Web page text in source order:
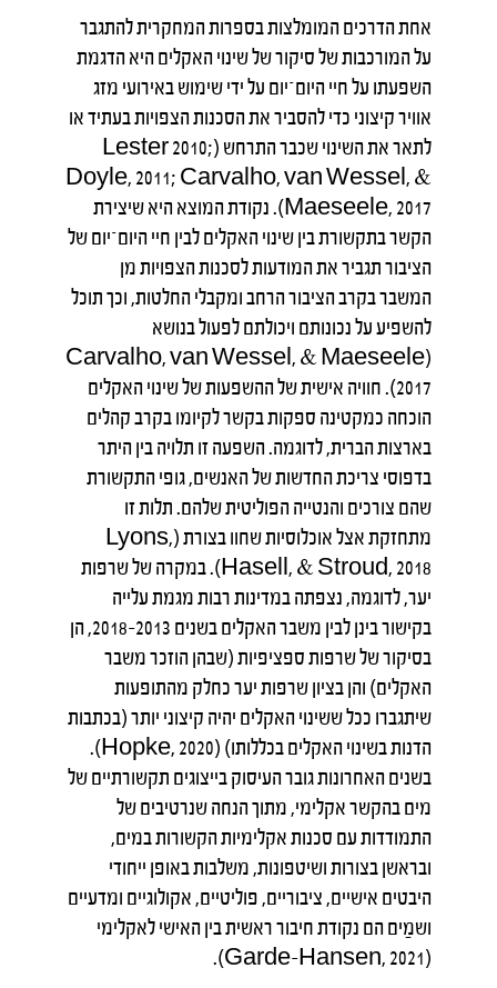
אחת הדרכים המומלצות בספרות המחקרית להתגבר
על המורכבות של סיקור של שינוי האקלים היא הדגמת
השפעתו על חיי היום־יום על ידי שימוש באירועי מזג
אוויר קיצוני כדי להסביר את הסכנות הצפויות בעתיד או
לתאר את השינוי שכבר התרחש (Lester 2010;
Doyle, 2011; Carvalho, van Wessel, &
Maeseele, 2017). נקודת המוצא היא שיצירת
הקשר בתקשורת בין שינוי האקלים לבין חיי היום־יום של
הציבור תגביר את המודעות לסכנות הצפויות מן
המשבר בקרב הציבור הרחב ומקבלי החלטות, וכך תוכל
להשפיע על נכונותם ויכולתם לפעול בנושא
(Carvalho, van Wessel, & Maeseele
2017). חוויה אישית של ההשפעות של שינוי האקלים
הוכחה כמקטינה ספקות בקשר לקיומו בקרב קהלים
בארצות הברית, לדוגמה. השפעה זו תלויה בין היתר
בדפוסי צריכת החדשות של האנשים, גופי התקשורת
שהם צורכים והנטייה הפוליטית שלהם. תלות זו
מתחזקת אצל אוכלוסיות שחוו בצורת (Lyons,
Hasell, & Stroud, 2018). במקרה של שרפות
יער, לדוגמה, נצפתה במדינות רבות מגמת עלייה
בקישור בינן לבין משבר האקלים בשנים 2013–2018, הן
בסיקור של שרפות ספציפיות (שבהן הוזכר משבר
האקלים) והן בציון שרפות יער כחלק מהתופעות
שיתגברו ככל ששינוי האקלים יהיה קיצוני יותר (בכתבות
הדנות בשינוי האקלים בכללותו) (Hopke, 2020).
בשנים האחרונות גובר העיסוק בייצוגים תקשורתיים של
מים בהקשר אקלימי, מתוך הנחה שנרטיבים של
התמודדות עם סכנות אקלימיות הקשורות במים,
ובראשן בצורות ושיטפונות, משלבות באופן ייחודי
היבטים אישיים, ציבוריים, פוליטיים, אקולוגיים ומדעיים
ושמַים הם נקודת חיבור ראשית בין האישי לאקלימי
(Garde-Hansen, 2021).